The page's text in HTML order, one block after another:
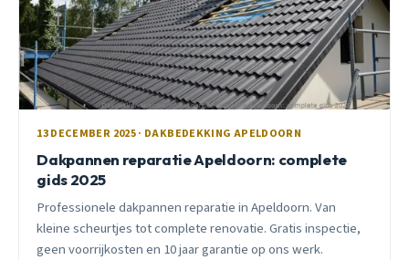
13 DECEMBER 2025 · DAKBEDEKKING APELDOORN
Dakpannen reparatie Apeldoorn: complete
gids 2025
Professionele dakpannen reparatie in Apeldoorn. Van
kleine scheurtjes tot complete renovatie. Gratis inspectie,
geen voorrijkosten en 10 jaar garantie op ons werk.